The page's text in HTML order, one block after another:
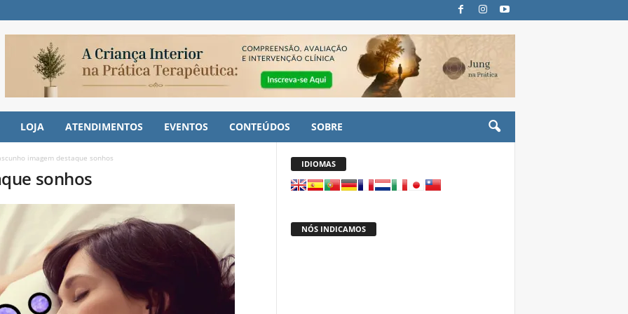
LOJA ATENDIMENTOS EVENTOS CONTEÚDOS SOBRE
imagem destaque sonhos
sonhos
IDIOMAS
NÓS INDICAMOS